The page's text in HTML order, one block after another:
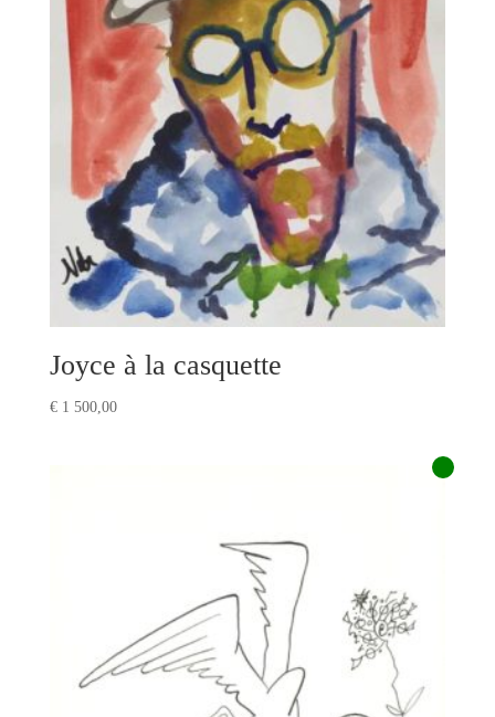
Joyce à la casquette
€1 500,00